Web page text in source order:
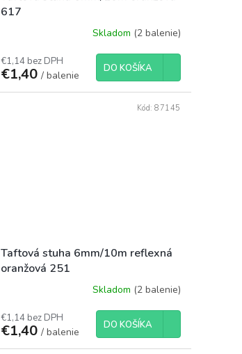
617
Skladom (2 balenie)
€1,14 bez DPH
€1,40 / balenie
DO KOŠÍKA
Taftová stuha 6mm/10m reflexná
oranžová 251
Skladom (2 balenie)
€1,14 bez DPH
€1,40 / balenie
DO KOŠÍKA
Kód:87145